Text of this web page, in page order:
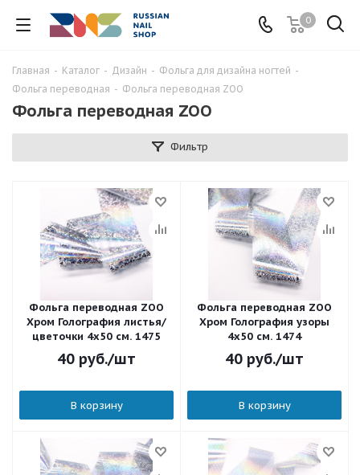
0
Главная - Каталог - Дизайн - Фольга для дизайна ногтей -
Фольга переводная - Фольга переводная ZOO
Фольга переводная ZOO
Фильтр
Фольга переводная ZOO
Хром Голография листья/
цветочки 4х50 см. 1475
40 руб./шт
В корзину
Фольга переводная ZOO
Хром Голография узоры
4х50 см. 1474
40 руб./шт
В корзину